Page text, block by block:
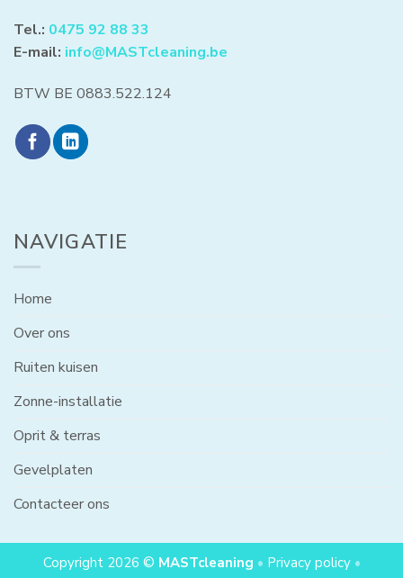
Tel.: 0475 92 88 33
E-mail: info@MASTcleaning.be
BTW BE 0883.522.124
NAVIGATIE
Home
Over ons
Ruiten kuisen
Zonne-installatie
Oprit & terras
Gevelplaten
Contacteer ons
Copyright 2026 © MASTcleaning • Privacy policy•